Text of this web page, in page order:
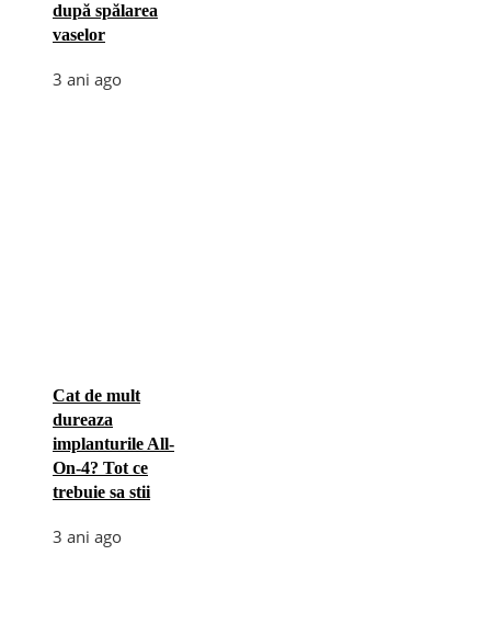
după spălarea
vaselor
3 ani ago
Cat de mult
dureaza
implanturile All-
On-4? Tot ce
trebuie sa stii
3 ani ago